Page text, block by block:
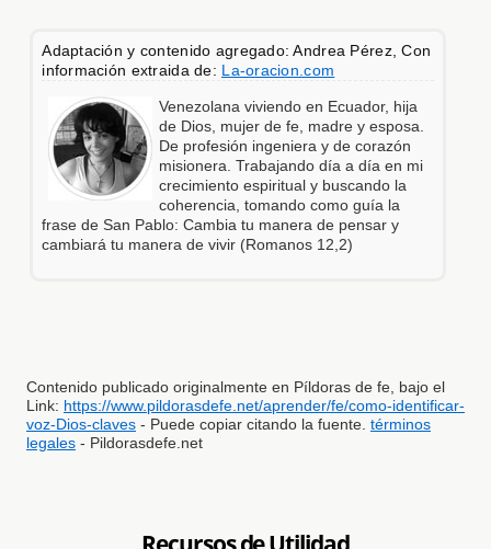
Adaptación y contenido agregado: Andrea Pérez, Con
información extraida de: La-oracion.com
Venezolana viviendo en Ecuador, hija
de Dios, mujer de fe, madre y esposa.
De profesión ingeniera y de corazón
misionera. Trabajando día a día en mi
crecimiento espiritual y buscando la
coherencia, tomando como guía la
frase de San Pablo: Cambia tu manera de pensar y
cambiará tu manera de vivir (Romanos 12,2)
Contenido publicado originalmente en Píldoras de fe, bajo el
Link: https://www.pildorasdefe.net/aprender/fe/como-identificar-
voz-Dios-claves - Puede copiar citando la fuente. términos
legales - Pildorasdefe.net